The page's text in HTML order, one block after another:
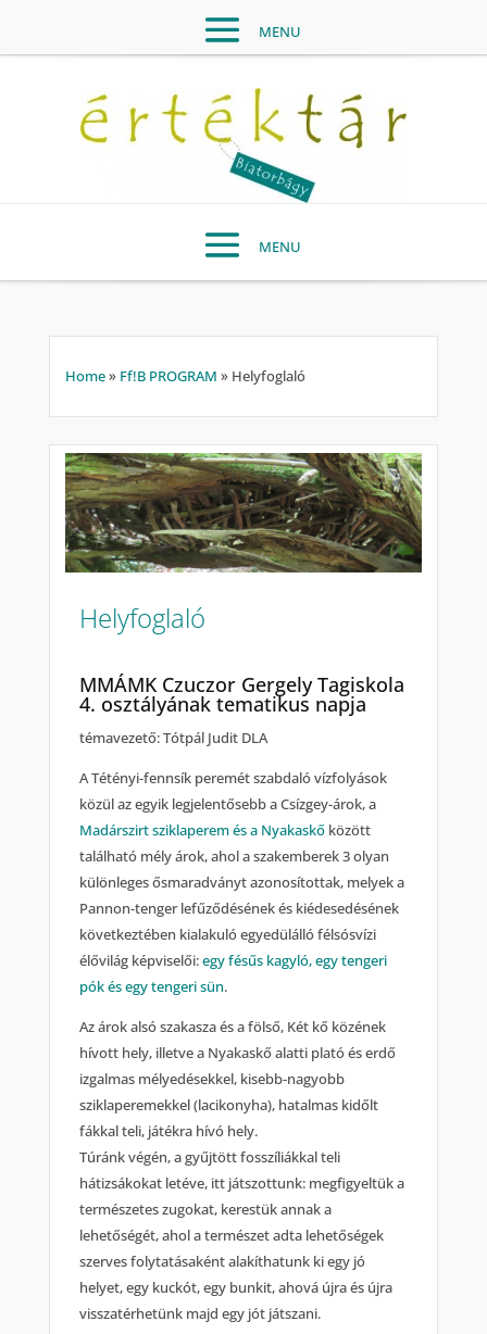
Home» Ff!B PROGRAM » Helyfoglaló
Helyfoglaló
MMÁMK Czuczor Gergely Tagiskola
4. osztályának tematikus napja
témavezető: Tótpál Judit DLA
A Tétényi-fennsík peremét szabdaló vízfolyások
közül az egyik legjelentősebb a Csízgey-árok, a
Madárszirt sziklaperem és a Nyakaskő között
található mély árok, ahol a szakemberek 3 olyan
különleges ősmaradványt azonosítottak, melyek a
Pannon-tenger lefűződésének és kiédesedésének
következtében kialakuló egyedülálló félsósvízi
élővilág képviselői:egy fésűs kagyló, egy tengeri
pók és egy tengeri sün.
Az árok alsó szakasza és a fölső, Két kő közének
hívott hely, illetve a Nyakaskő alatti plató és erdő
izgalmas mélyedésekkel, kisebb-nagyobb
sziklaperemekkel (lacikonyha), hatalmas kidőlt
fákkal teli, játékra hívó hely.
Túránk végén, a gyűjtött fosszíliákkal teli
hátizsákokat letéve, itt játszottunk: megfigyeltük a
természetes zugokat, kerestük annak a
lehetőségét, ahol a természet adta lehetőségek
szerves folytatásaként alakíthatunk ki egy jó
helyet, egy kuckót, egy bunkit, ahová újra és újra
visszatérhetünk majd egy jót játszani.